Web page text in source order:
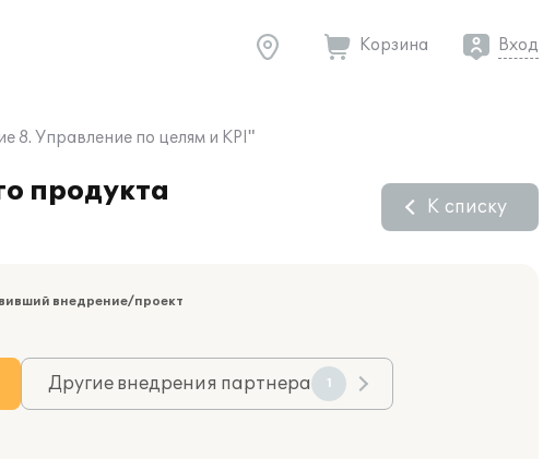
Корзина Вход
8. Управление по целям и KPI"
продукта
К списку
внедрение/проект
Другие внедрения партнера 1